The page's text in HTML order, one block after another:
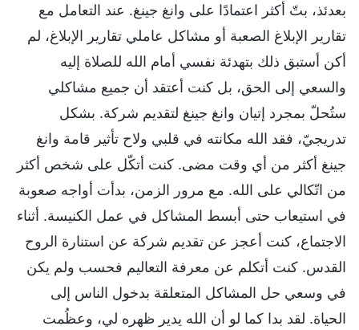
بعدئذ، بتّ أكثر اعتمادًا على وانغ جينغ. عند التعامل مع
تقارير الإبلاغ الصعبة أو مشاكل عاملي تقارير الإبلاغ، لم
أكن أستبق ذلك بتهدئة نفسي أمام الله للصلاة إليه
والسعي إلى الحق، بل كنت أعتقد أن جميع مشاكلي
ستُحلّ بمجرد إتيان وانغ جينغ لتقديم شركة. بشكل
تدريجيّ، فقد الله مكانته في قلبي ولاح تأثير قامة وانغ
جينغ أكثر من أي وقت مضى. كنت أتكّل على شخص أكثر
من اتّكالي على الله. مع مرور الزمن، بدأت أواجه صعوبة
في استيعاب حتى أبسط المشاكل في عمل الكنيسة. أثناء
الاجتماع، كنت أعجز عن تقديم شركة عن استنارة الروح
القدس. كنت أتكلم عن معرفة التعاليم فحسب ولم يكن
في وسعي حل المشاكل المتعلقة بدخول الناس إلى
الحياة. لقد بدا كما لو أن الله يدير ظهره لي، وعظُمت